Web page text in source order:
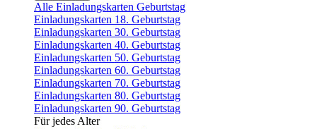
Alle Einladungskarten Geburtstag
Einladungskarten 18. Geburtstag
Einladungskarten 30. Geburtstag
Einladungskarten 40. Geburtstag
Einladungskarten 50. Geburtstag
Einladungskarten 60. Geburtstag
Einladungskarten 70. Geburtstag
Einladungskarten 80. Geburtstag
Einladungskarten 90. Geburtstag
Für jedes Alter